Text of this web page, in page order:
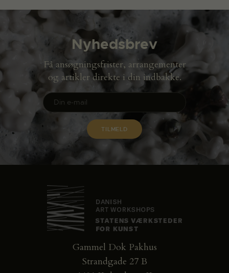
Nyhedsbrev
Få ansøgningsfrister, arrangementer
og artikler direkte i din indbakke.
Gammel Dok Pakhus
Strandgade 27 B